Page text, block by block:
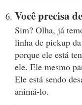
Você precisa
Sim? Olha, já
linha de pickup
porque ele está
ele. Ele mesmo
Ele está sendo
animá-lo.